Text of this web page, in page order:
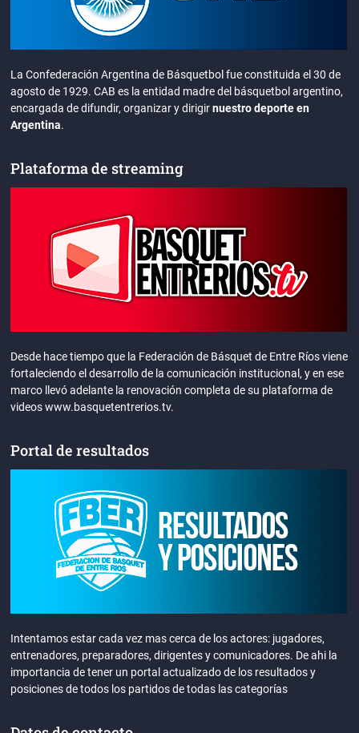
La Confederación Argentina de Básquetbol fue constituida el 30 de
agosto de 1929. CAB es la entidad madre del básquetbol argentino,
encargada de difundir, organizar y dirigirnuestro deporte en
Argentina.
Plataforma de streaming
Desde hace tiempo que la Federación de Básquet de Entre Ríos viene
fortaleciendo el desarrollo de la comunicación institucional, y en ese
marco llevó adelante la renovación completa de su plataforma de
videos www.basquetentrerios.tv.
Portal de resultados
Intentamos estar cada vez mas cerca de los actores: jugadores,
entrenadores, preparadores, dirigentes y comunicadores. De ahi la
importancia de tener un portal actualizado de los resultados y
posiciones de todos los partidos de todas las categorías